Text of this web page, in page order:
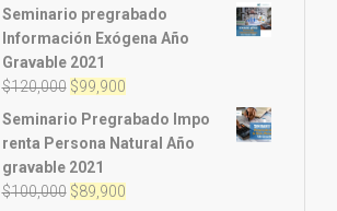
Seminario pregrabado
Información Exógena Año
Gravable 2021
$120,000 El
precio
original
era:
$120,000.
$99,900El
precio
actual
$99,900.
Seminario Pregrabado Impo
renta Persona Natural Año
gravable 2021
$100,000 El
$89,900El